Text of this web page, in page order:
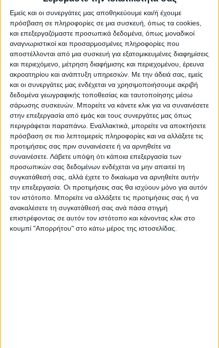
Εμείς και οι συνεργάτες μας αποθηκεύουμε και/ή έχουμε
πρόσβαση σε πληροφορίες σε μια συσκευή, όπως τα cookies,
και επεξεργαζόμαστε προσωπικά δεδομένα, όπως μοναδικοί
αναγνωριστικοί και προσαρμοσμένες πληροφορίες που
αποστέλλονται από μια συσκευή για εξατομικευμένες διαφημίσεις
και περιεχόμενο, μέτρηση διαφήμισης και περιεχομένου, έρευνα
ακροατηρίου και ανάπτυξη υπηρεσιών. Με την άδειά σας, εμείς
και οι συνεργάτες μας ενδέχεται να χρησιμοποιήσουμε ακριβή
δεδομένα γεωγραφικής τοποθεσίας και ταυτοποίησης μέσω
σάρωσης συσκευών. Μπορείτε να κάνετε κλικ για να συναινέσετε
στην επεξεργασία από εμάς και τους συνεργάτες μας όπως
περιγράφεται παραπάνω. Εναλλακτικά, μπορείτε να αποκτήσετε
πρόσβαση σε πιο λεπτομερείς πληροφορίες και να αλλάξετε τις
προτιμήσεις σας πριν συναινέσετε ή να αρνηθείτε να
συναινέσετε. Λάβετε υπόψη ότι κάποια επεξεργασία των
προσωπικών σας δεδομένων ενδέχεται να μην απαιτεί τη
συγκατάθεσή σας, αλλά έχετε το δικαίωμα να αρνηθείτε αυτήν
την επεξεργασία. Οι προτιμήσεις σας θα ισχύουν μόνο για αυτόν
τον ιστότοπο. Μπορείτε να αλλάξετε τις προτιμήσεις σας ή να
ανακαλέσετε τη συγκατάθεσή σας ανά πάσα στιγμή
επιστρέφοντας σε αυτόν τον ιστότοπο και κάνοντας κλικ στο
κουμπί "Απορρήτου" στο κάτω μέρος της ιστοσελίδας.
Κάνε μια ερώτηση Share
Κατηγορία:
ΜΠΟΥΦΕΔΕΣ
Tag:
ΜΠΟΥΦΕΔΕΣ
Μάρκα:Megapap
Εγγυημένες & Ασφαλείς Συναλλαγές
Περιγραφή Πληροφορίες Ερωτήσεις
Συρταριέρα – Μπουφές μελαμίνης Sabina Megapap
χρώμα sepet oak 160x50x96εκ.